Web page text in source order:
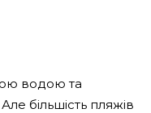
водою та
більшість пляжів